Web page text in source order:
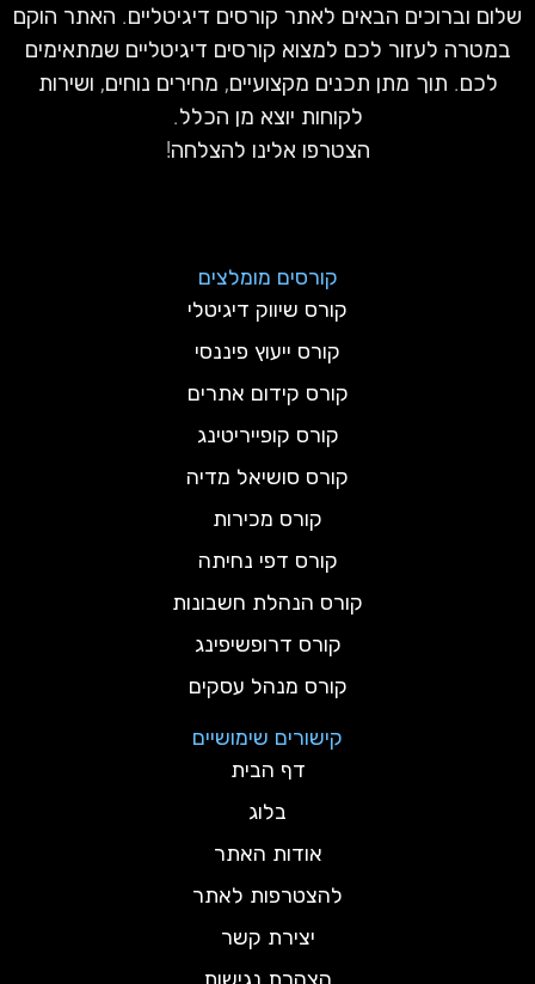
שלום וברוכים הבאים לאתר קורסים דיגיטליים. האתר הוקם
במטרה לעזור לכם למצוא קורסים דיגיטליים שמתאימים
לכם. תוך מתן תכנים מקצועיים, מחירים נוחים, ושירות
לקוחות יוצא מן הכלל.
הצטרפו אלינו להצלחה!
קורסים מומלצים
קורס שיווק דיגיטלי
קורס ייעוץ פיננסי
קורס קידום אתרים
קורס קופייריטינג
קורס סושיאל מדיה
קורס מכירות
קורס דפי נחיתה
קורס הנהלת חשבונות
קורס דרופשיפינג
קורס מנהל עסקים
קישורים שימושיים
דף הבית
בלוג
אודות האתר
להצטרפות לאתר
יצירת קשר